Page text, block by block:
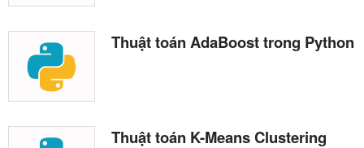
Thuật toán AdaBoost trong Python
Thuật toán K-Means Clustering